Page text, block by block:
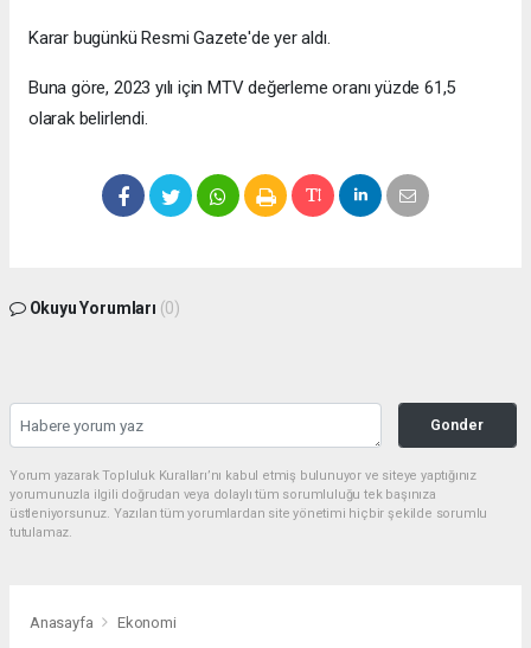
Karar bugünkü Resmi Gazete'de yer aldı.
Buna göre, 2023 yılı için MTV değerleme oranı yüzde 61,5
olarak belirlendi.
Okuyu Yorumları (0)
Gonder
Yorum yazarak Topluluk Kuralları’nı kabul etmiş bulunuyor ve siteye yaptığınız
yorumunuzla ilgili doğrudan veya dolaylı tüm sorumluluğu tek başınıza
üstleniyorsunuz. Yazılan tüm yorumlardan site yönetimi hiçbir şekilde sorumlu
tutulamaz.
Anasayfa Ekonomi